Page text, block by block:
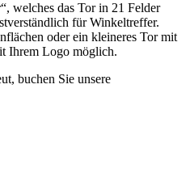
welches das Tor in 21 Felder
für Winkeltreffer.
oder ein kleineres Tor mit
Ihrem Logo möglich.
buchen Sie unsere